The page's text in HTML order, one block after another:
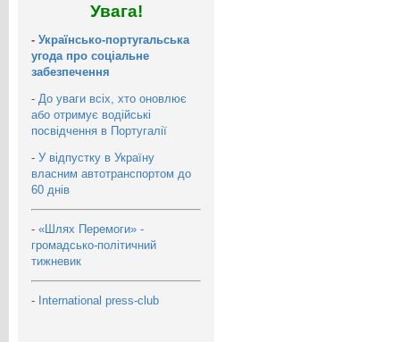
Увага!
- Українсько-португальська
угода про соціальне
забезпечення
- До уваги всіх, хто оновлює
або отримує водійські
посвідчення в Португалії
- У відпустку в Україну
власним автотранспортом до
60 днів
- «Шлях Перемоги» -
громадсько-політичний
тижневик
- International press-club